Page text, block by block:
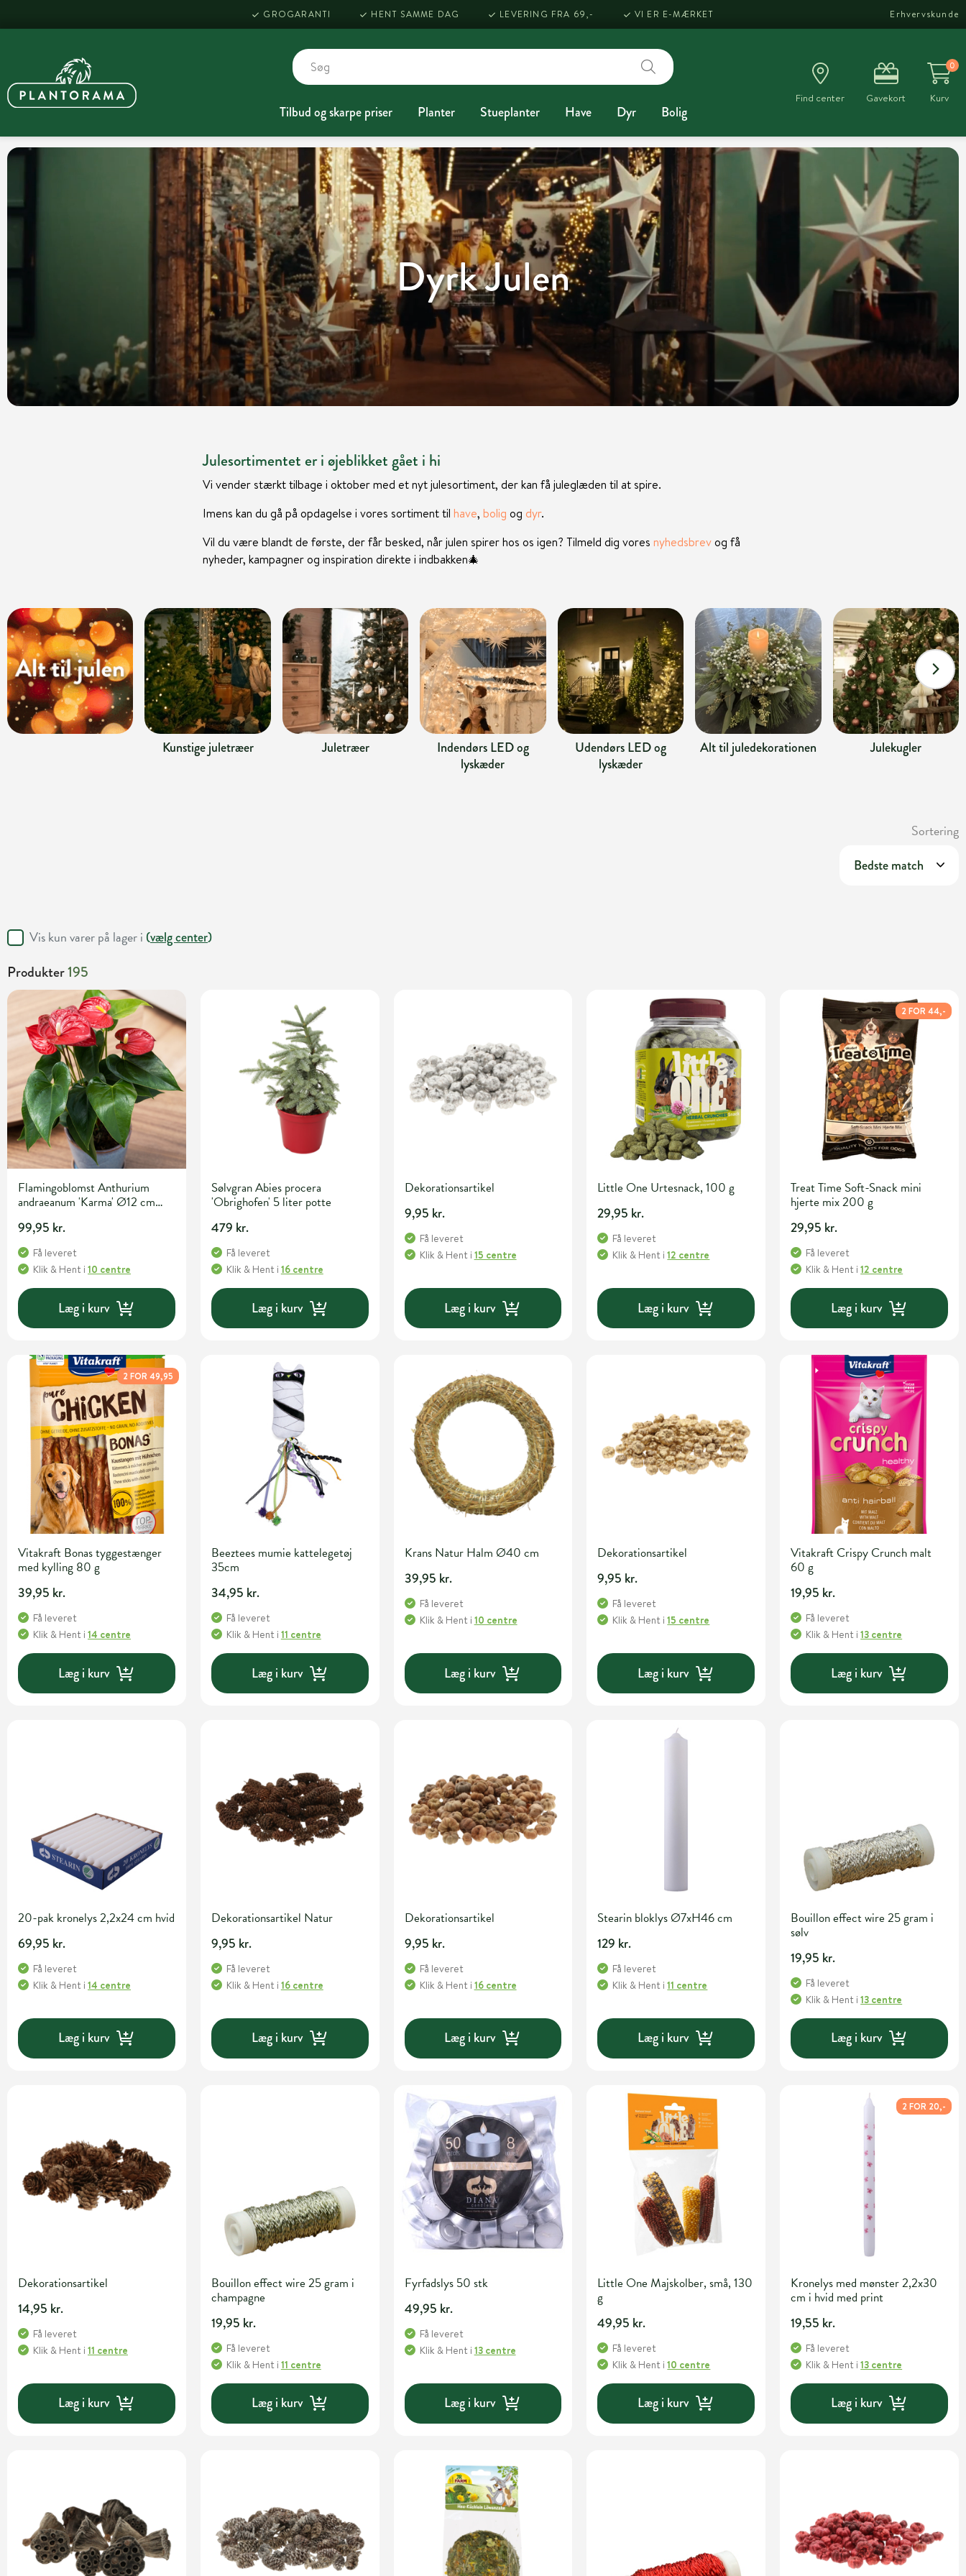
GROGARANTI HENT SAMME DAG LEVERING FRA 69,- VI ER E-MÆRKET Erhvervskunde
Tilbud og skarpe priser Planter Stueplanter Have Dyr Bolig
Find center Gavekort
0
Kurv
Dyrk Julen
Julesortimentet er i øjeblikket gået i hi
Vi vender stærkt tilbage i oktober med et nyt julesortiment, der kan få juleglæden til at spire.
Imens kan du gå på opdagelse i vores sortiment til have, bolig og dyr.
Vil du være blandt de første, der får besked, når julen spirer hos os igen? Tilmeld dig vores nyhedsbrevog få
nyheder, kampagner og inspiration direkte i indbakken🎄
Kunstige juletræer Juletræer
Indendørs LED og
lyskæder
Udendørs LED og
lyskæder
Alt til juledekorationen Julekugler
Sortering
Vis kun varer på lager i (vælg center)
Produkter195
Flamingoblomst Anthurium
andraeanum 'Karma' Ø12 cm
99,95 kr.
Få leveret
Klik & Hent i 10 centre
Læg i kurv
Sølvgran Abies procera
'Obrighofen' 5 liter potte
479 kr.
Få leveret
Klik & Hent i 16 centre
Læg i kurv
Dekorationsartikel
9,95 kr.
Få leveret
Klik & Hent i 15 centre
Læg i kurv
Little One Urtesnack, 100 g
29,95 kr.
Få leveret
Klik & Hent i12 centre
Læg i kurv
2 FOR 44,-
Treat Time Soft-Snack mini
hjerte mix 200 g
29,95 kr.
Få leveret
Klik & Hent i12 centre
Læg i kurv
2 FOR 49,95
Vitakraft Bonas tyggestænger
med kylling 80 g
39,95 kr.
Få leveret
Klik & Hent i 14 centre
Læg i kurv
Beeztees mumie kattelegetøj
35cm
34,95 kr.
Få leveret
Klik & Hent i 11 centre
Læg i kurv
Krans Natur Halm Ø40 cm
39,95 kr.
Få leveret
Klik & Hent i 10 centre
Læg i kurv
Dekorationsartikel
9,95 kr.
Få leveret
Klik & Hent i15 centre
Læg i kurv
Vitakraft Crispy Crunch malt
60 g
19,95 kr.
Få leveret
Klik & Hent i13 centre
Læg i kurv
20-pak kronelys 2,2x24 cm hvid
69,95 kr.
Få leveret
Klik & Hent i 14 centre
Læg i kurv
Dekorationsartikel Natur
9,95 kr.
Få leveret
Klik & Hent i 16 centre
Læg i kurv
Dekorationsartikel
9,95 kr.
Få leveret
Klik & Hent i 16 centre
Læg i kurv
Stearin bloklys Ø7xH46 cm
129 kr.
Få leveret
Klik & Hent i11 centre
Læg i kurv
Bouillon effect wire 25 gram i
sølv
19,95 kr.
Få leveret
Klik & Hent i13 centre
Læg i kurv
Dekorationsartikel
14,95 kr.
Få leveret
Klik & Hent i 11 centre
Læg i kurv
Bouillon effect wire 25 gram i
champagne
19,95 kr.
Få leveret
Klik & Hent i 11 centre
Læg i kurv
Fyrfadslys 50 stk
49,95 kr.
Få leveret
Klik & Hent i 13 centre
Læg i kurv
Little One Majskolber, små, 130
g
49,95 kr.
Få leveret
Klik & Hent i10 centre
Læg i kurv
2 FOR 20,-
Kronelys med mønster 2,2x30
cm i hvid med print
19,55 kr.
Få leveret
Klik & Hent i13 centre
Læg i kurv